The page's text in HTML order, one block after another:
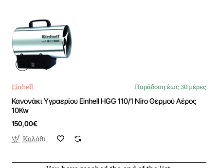
Einhell Παράδοση έως 30 μέρες
Κανονάκι Υγραερίου Einhell HGG 110/1 Niro Θερμού Αέρος
10Kw
150,00€
Καλάθι